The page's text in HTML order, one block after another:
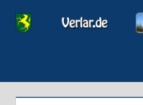
Inhalt
Verlar